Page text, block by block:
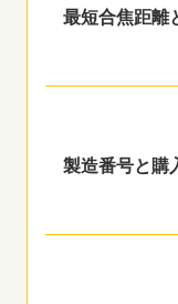
最短合焦距離
製造番号と購